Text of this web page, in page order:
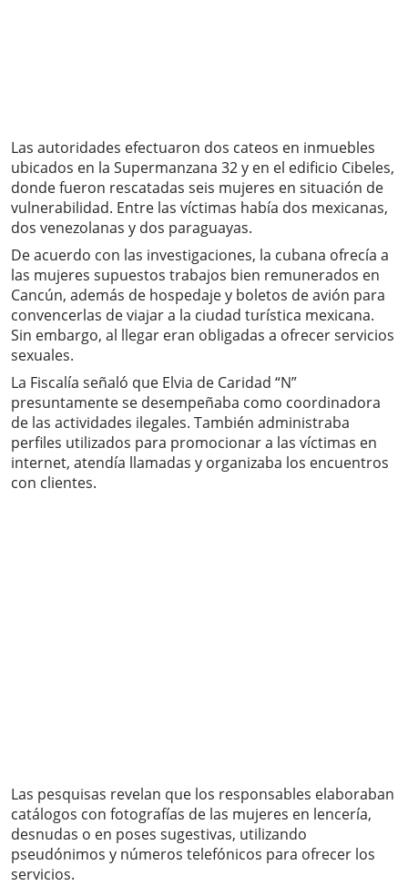
Las autoridades efectuaron dos cateos en inmuebles
ubicados en la Supermanzana 32 y en el edificio Cibeles,
donde fueron rescatadas seis mujeres en situación de
vulnerabilidad. Entre las víctimas había dos mexicanas,
dos venezolanas y dos paraguayas.
De acuerdo con las investigaciones, la cubana ofrecía a
las mujeres supuestos trabajos bien remunerados en
Cancún, además de hospedaje y boletos de avión para
convencerlas de viajar a la ciudad turística mexicana.
Sin embargo, al llegar eran obligadas a ofrecer servicios
sexuales.
La Fiscalía señaló que Elvia de Caridad “N”
presuntamente se desempeñaba como coordinadora
de las actividades ilegales. También administraba
perfiles utilizados para promocionar a las víctimas en
internet, atendía llamadas y organizaba los encuentros
con clientes.
Las pesquisas revelan que los responsables elaboraban
catálogos con fotografías de las mujeres en lencería,
desnudas o en poses sugestivas, utilizando
pseudónimos y números telefónicos para ofrecer los
servicios.